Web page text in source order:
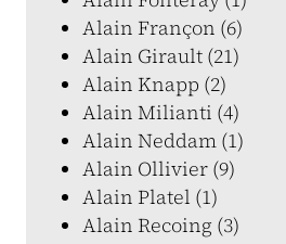
Alain Françon (6)
Alain Girault (21)
Alain Knapp (2)
Alain Milianti (4)
Alain Neddam (1)
Alain Ollivier (9)
Alain Platel (1)
Alain Recoing (3)